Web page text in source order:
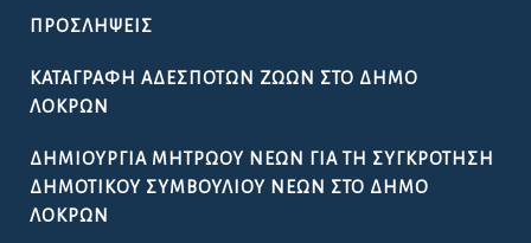
ΠΡΟΣΛΉΨΕΙΣ
ΚΑΤΑΓΡΑΦΉ ΑΔΈΣΠΟΤΩΝ ΖΏΩΝ ΣΤΟ ΔΉΜΟ
ΛΟΚΡΏΝ
ΔΗΜΙΟΥΡΓΊΑ ΜΗΤΡΏΟΥ ΝΈΩΝ ΓΙΑ ΤΗ ΣΥΓΚΡΌΤΗΣΗ
ΔΗΜΟΤΙΚΟΎ ΣΥΜΒΟΥΛΊΟΥ ΝΈΩΝ ΣΤΟ ΔΉΜΟ
ΛΟΚΡΏΝ